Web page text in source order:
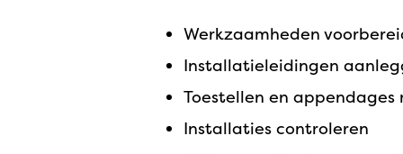
werkzaamheden
installatieleidingen
toestellen en appendages
installaties controleren